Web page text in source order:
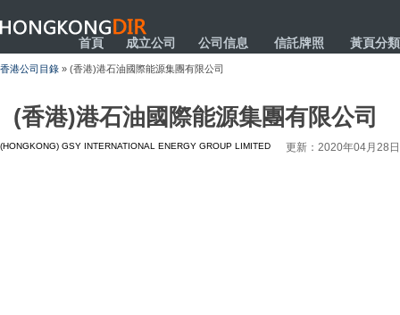
HONGKONGDIR
首頁 成立公司 公司信息 信託牌照 黃頁分類
香港公司目錄 » (香港)港石油國際能源集團有限公司
(香港)港石油國際能源集團有限公司
(HONGKONG) GSY INTERNATIONAL ENERGY GROUP LIMITED 更新：2020年04月28日